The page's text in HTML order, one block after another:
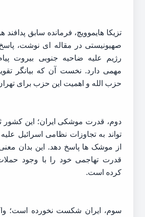
تزیکا هایموویچ، فرمانده سابق
صهیونیستی در مقاله ای نوشت، پاسخ
رژیم علیه ضاحیه جنوبی بیروت
مهمی دارد. نخست آن که بیانگر
حزب الله و اهمیت این حزب برای
دوم، قدرت موشکی ایران؛ این کشور
تواند به تجاوزات نظامی اسرائیل علیه
از موشک ها پاسخ دهد. این بدان
قدرت تهاجمی خود را با وجود
کرده است.
سوم، ایران شکست نخورده است؛